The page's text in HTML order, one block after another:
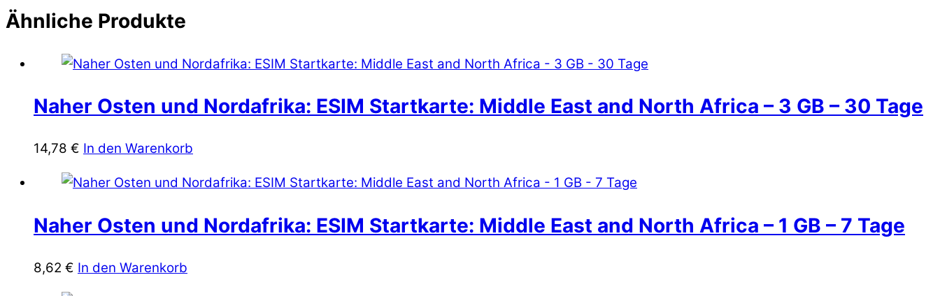
Ähnliche Produkte
Naher Osten und Nordafrika: ESIM Startkarte: Middle East and North Africa – 3 GB – 30 Tage
14,78 € In den Warenkorb
Naher Osten und Nordafrika: ESIM Startkarte: Middle East and North Africa – 1 GB – 7 Tage
8,62 € In den Warenkorb